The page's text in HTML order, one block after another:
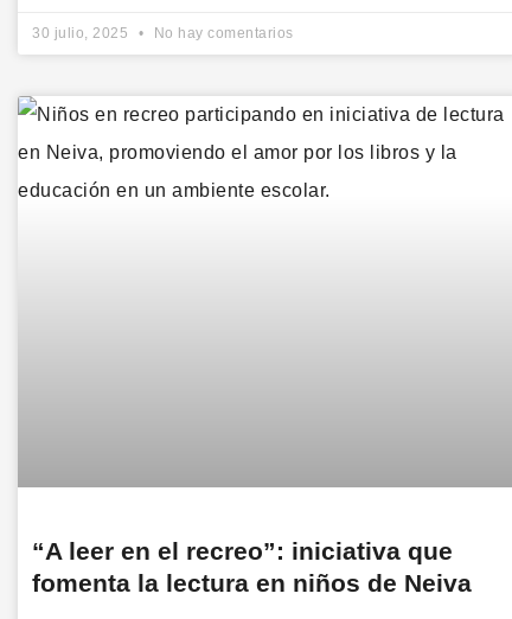
30 julio, 2025 No hay comentarios
“A leer en el recreo”: iniciativa que
fomenta la lectura en niños de Neiva